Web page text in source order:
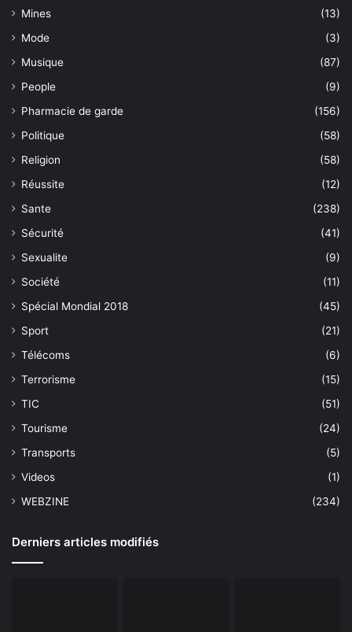
Mines
(13)
Mode
(3)
Musique
(87)
People
(9)
Pharmacie de garde
(156)
Politique
(58)
Religion
(58)
Réussite
(12)
Sante
(238)
Sécurité
(41)
Sexualite
(9)
Société
(11)
Spécial Mondial 2018
(45)
Sport
(21)
Télécoms
(6)
Terrorisme
(15)
TIC
(51)
Tourisme
(24)
Transports
(5)
Videos
(1)
WEBZINE
(234)
Derniers articles modifiés